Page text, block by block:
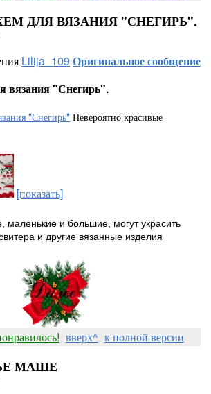
ДЛЯ ВЯЗАНИЯ "СНЕГИРЬ".
Lilija_109 Оригинальное сообщение
вязания "Снегирь".
"Снегирь" Невероятно красивые
[показать]
маленькие и большие, могут украсить
и другие вязанные изделия
вверх^ к полной версии
МАШЕ